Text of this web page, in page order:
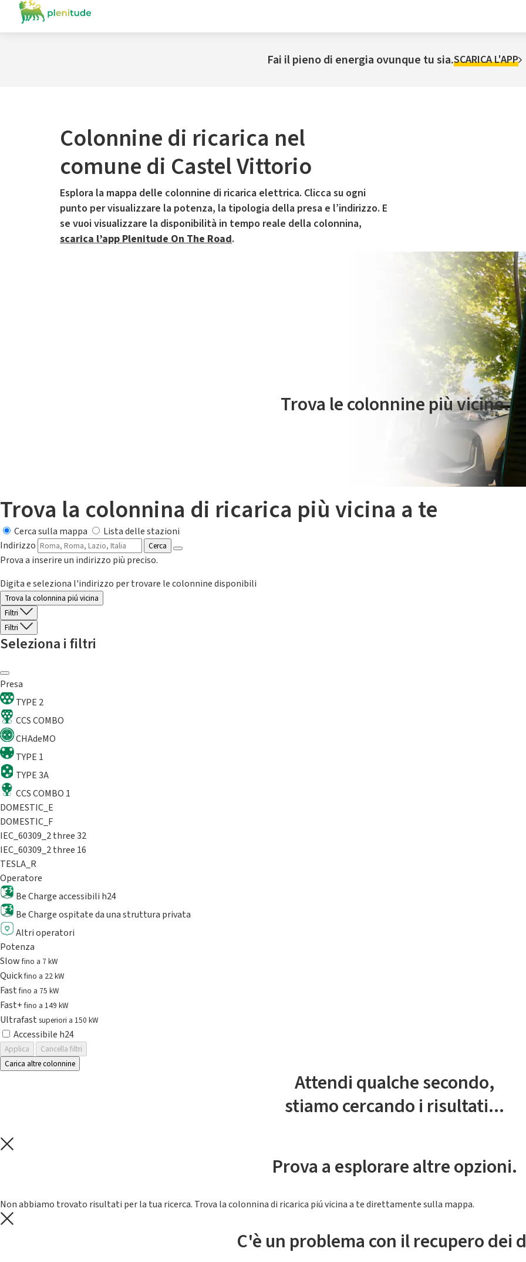
Fai il pieno di energia ovunque tu sia.SCARICA L'APP
Colonnine di ricarica nel
comune di Castel Vittorio
Esplora la mappa delle colonnine di ricarica elettrica. Clicca su ogni
punto per visualizzare la potenza, la tipologia della presa e l’indirizzo. E
se vuoi visualizzare la disponibilità in tempo reale della colonnina,
scarica l’app Plenitude On The Road.
Il servizio di mobilità elettrica è gestito da Plenitude On The Road
Trova le colonnine più vicine.
Trova la colonnina di ricarica più vicina a te
Cerca sulla mappa
Lista delle stazioni
Indirizzo
Cerca
Prova a inserire un indirizzo più preciso.
Digita e seleziona l'indirizzo per trovare le colonnine disponibili
Trova la colonnina piú vicina
Filtri
Filtri
Seleziona i filtri
Presa
TYPE 2
CCS COMBO
CHAdeMO
TYPE 1
TYPE 3A
CCS COMBO 1
DOMESTIC_E
DOMESTIC_F
IEC_60309_2 three 32
IEC_60309_2 three 16
TESLA_R
Operatore
Be Charge accessibili h24
Be Charge ospitate da una struttura privata
Altri operatori
Potenza
Slowfino a 7 kW
Quickfino a 22 kW
Fastfino a 75 kW
Fast+fino a 149 kW
Ultrafast superiori a 150 kW
Accessibile h24
Applica
Cancella filtri
Carica altre colonnine
Attendi qualche secondo,
stiamo cercando i risultati...
Prova a esplorare altre opzioni.
Non abbiamo trovato risultati per la tua ricerca. Trova la colonnina di ricarica piú vicina a te direttamente sulla mappa.
C'è un problema con il recupero dei